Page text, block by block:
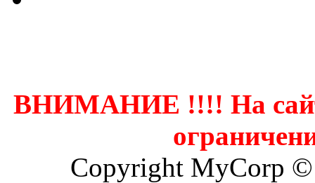
ВНИМАНИЕ !!!! На
Copyright MyCorp